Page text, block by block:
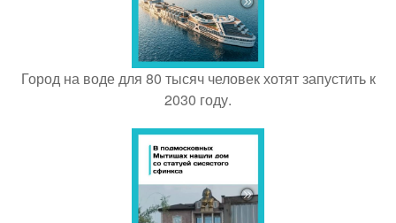
Город на воде для 80 тысяч человек хотят запустить к
2030 году.